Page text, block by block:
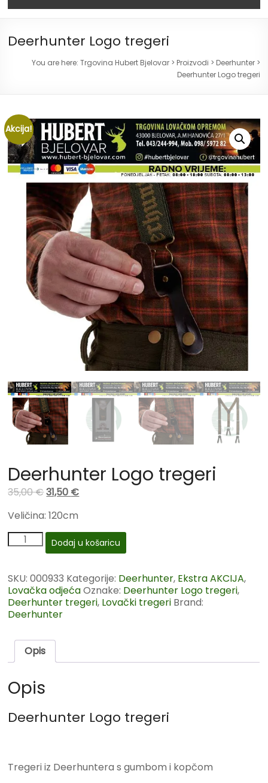
Deerhunter Logo tregeri
You are here: Trgovina Hubert Bjelovar> Proizvodi > Deerhunter>
Deerhunter Logo tregeri
Akcija!
Deerhunter Logo tregeri
35,00€31,50 €
Veličina: 120cm
Dodaj u košaricu
SKU:000933 Kategorije: Deerhunter, Ekstra AKCIJA,
Lovačka odjećaOznake: Deerhunter Logo tregeri,
Deerhunter tregeri, Lovački tregeri Brand:
Deerhunter
Opis
Opis
Deerhunter Logo tregeri
Tregeri iz Deerhuntera s gumbom i kopčom